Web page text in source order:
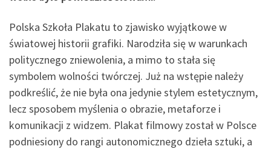
Polska Szkoła Plakatu to zjawisko wyjątkowe w
światowej historii grafiki. Narodziła się w warunkach
politycznego zniewolenia, a mimo to stała się
symbolem wolności twórczej. Już na wstępie należy
podkreślić, że nie była ona jedynie stylem estetycznym,
lecz sposobem myślenia o obrazie, metaforze i
komunikacji z widzem. Plakat filmowy został w Polsce
podniesiony do rangi autonomicznego dzieła sztuki, a